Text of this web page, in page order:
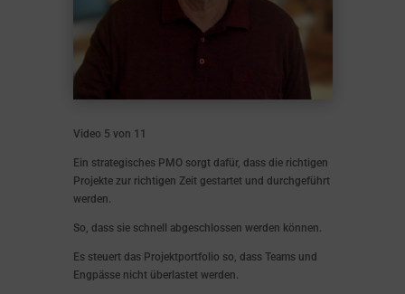
Video 5 von 11
Ein strategisches PMO sorgt dafür, dass die richtigen
Projekte zur richtigen Zeit gestartet und durchgeführt
werden.
So, dass sie schnell abgeschlossen werden können.
Es steuert das Projektportfolio so, dass Teams und
Engpässe nicht überlastet werden.